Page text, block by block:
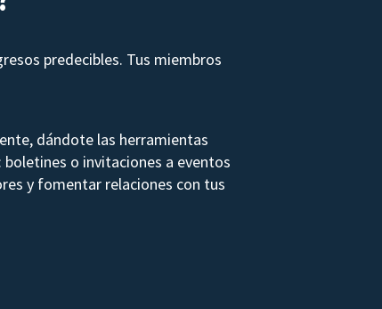
predecibles. Tus miembros
dándote las herramientas
o invitaciones a eventos
y fomentar relaciones con tus